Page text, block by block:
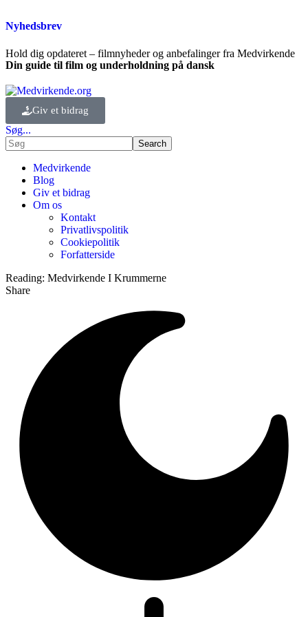
Nyhedsbrev
Hold dig opdateret – filmnyheder og anbefalinger fra Medvirkende
Din guide til film og underholdning på dansk
Giv et bidrag
Søg...
Medvirkende
Blog
Giv et bidrag
Om os
Kontakt
Privatlivspolitik
Cookiepolitik
Forfatterside
Reading: Medvirkende I Krummerne
Share